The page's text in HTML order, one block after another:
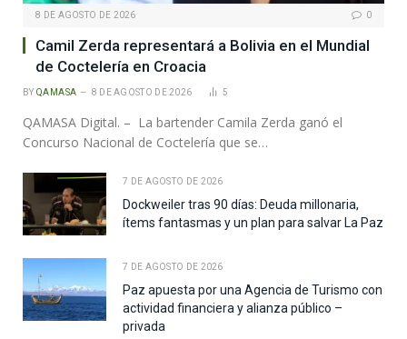
8 DE AGOSTO DE 2026 0
Camil Zerda representará a Bolivia en el Mundial
de Coctelería en Croacia
BY QAMASA 8 DE AGOSTO DE 2026 5
QAMASA Digital. – La bartender Camila Zerda ganó el
Concurso Nacional de Coctelería que se…
7 DE AGOSTO DE 2026
Dockweiler tras 90 días: Deuda millonaria,
ítems fantasmas y un plan para salvar La Paz
7 DE AGOSTO DE 2026
Paz apuesta por una Agencia de Turismo con
actividad financiera y alianza público –
privada